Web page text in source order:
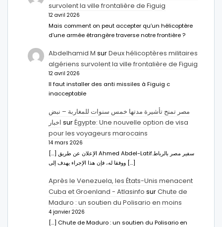
survolent la ville frontalière de Figuig
12 avril 2026
Mais comment on peut accepter qu’un hélicoptère
d’une armée étrangère traverse notre frontière ?
Abdelhamid M surDeux hélicoptères militaires
algériens survolent la ville frontalière de Figuig
12 avril 2026
Il faut installer des anti missiles à Figuig c
inacceptable
مصر تمنح تأشيرة مدتها خمس سنوات للمغاربة – نبض
اخبار surÉgypte: Une nouvelle option de visa
pour les voyageurs marocains
14 mars 2026
[…] الإعلان عن طريق Ahmed Abdel-Latifسفير مصر بالرباط.
ووفقا له، فإن هذا الإجراء يهدف إلى […]
Après le Venezuela, les États-Unis menacent
Cuba et Groenland - Atlasinfo surChute de
Maduro : un soutien du Polisario en moins
4 janvier 2026
[…] Chute de Maduro : un soutien du Polisario en